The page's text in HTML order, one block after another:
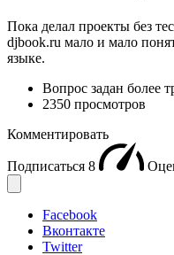
Пока делал проекты без
djbook.ru мало и мало
языке.
Вопрос задан более
2350 просмотров
Комментировать
Подписаться 8
Facebook
Вконтакте
Twitter